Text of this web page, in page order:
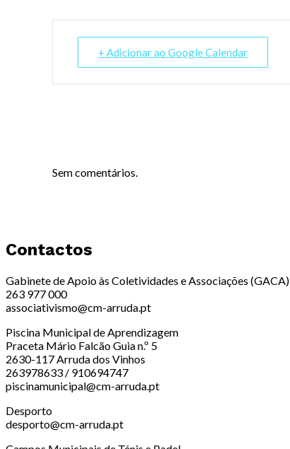
+ Adicionar ao Google Calendar
Sem comentários.
Contactos
Gabinete de Apoio às Coletividades e Associações (GACA)
263 977 000
associativismo@cm-arruda.pt
Piscina Municipal de Aprendizagem
Praceta Mário Falcão Guia n.º 5
2630-117 Arruda dos Vinhos
263978633 / 910694747
piscinamunicipal@cm-arruda.pt
Desporto
desporto@cm-arruda.pt